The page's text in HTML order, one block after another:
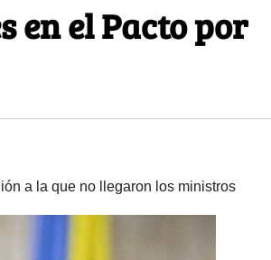
en el Pacto por
a la que no llegaron los ministros